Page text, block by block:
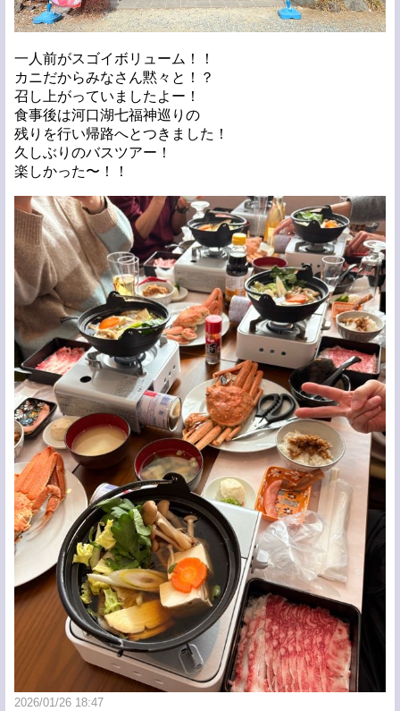
一人前がスゴイボリューム！！
カニだからみなさん黙々と！？
召し上がっていましたよー！
食事後は河口湖七福神巡りの
残りを行い帰路へとつきました！
久しぶりのバスツアー！
楽しかった〜！！
2026/01/26 18:47